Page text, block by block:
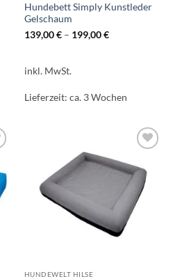
Hundebett Simply Kunstleder
Gelschaum
139,00€– 199,00€
inkl. MwSt.
Lieferzeit: ca. 3 Wochen
Wunschliste
HUNDEWELT HILSE